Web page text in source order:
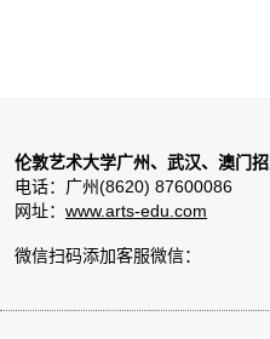
伦敦艺术大学广州、武汉、澳门
电话：广州(8620) 87600086
网址： www.arts-edu.com
微信扫码添加客服微信：